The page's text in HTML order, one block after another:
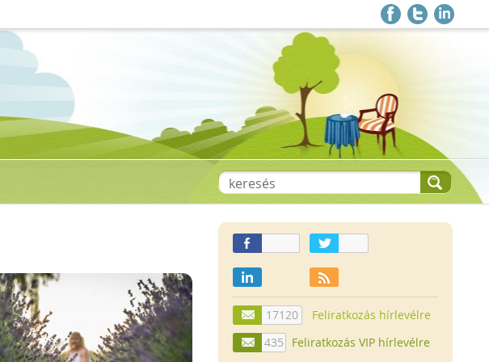
17120
Feliratkozás hírlevélre
435
Feliratkozás VIP hírlevélre